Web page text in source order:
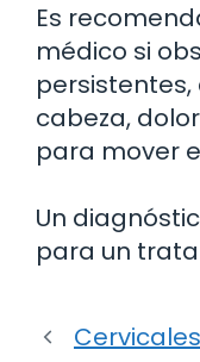
Es
médico si
cabeza,
para mover
Un
para un